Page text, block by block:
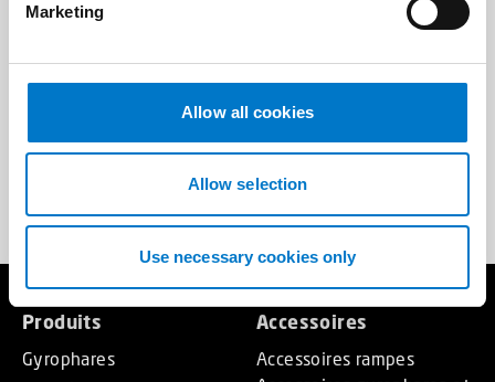
Marketing
Allow all cookies
Allow selection
Use necessary cookies only
02 54 702 702
Produits
Gyrophares
Accessoires
Accessoires rampes